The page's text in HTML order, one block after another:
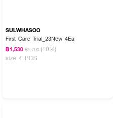
ทาให้ทั่วใบหน้าและลำคอเป็นประจำทุก
SULWHASOO
First Care Trial_23New 4Ea
฿1,530 ฿1,700 (10%)
size 4 PCS